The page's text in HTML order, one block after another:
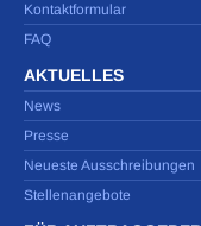
Kontaktformular
FAQ
AKTUELLES
News
Presse
Neueste Ausschreibungen
Stellenangebote